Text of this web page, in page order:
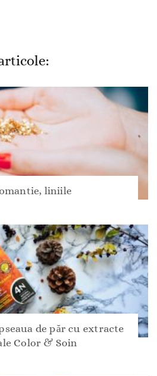
liniile
de păr cu extracte
Color & Soin